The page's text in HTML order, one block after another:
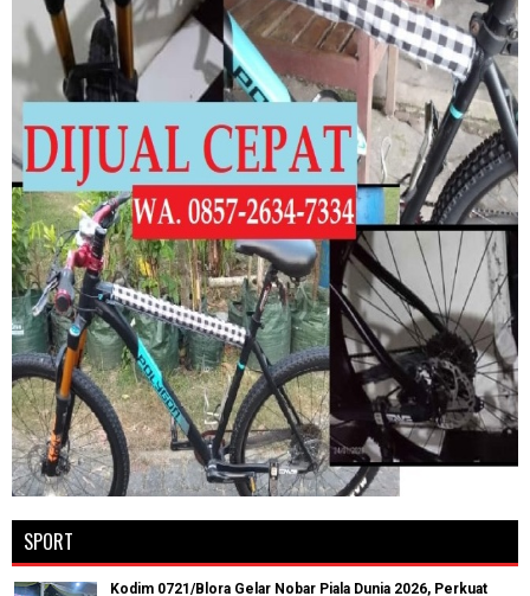
SPORT
Kodim 0721/Blora Gelar Nobar Piala Dunia 2026, Perkuat